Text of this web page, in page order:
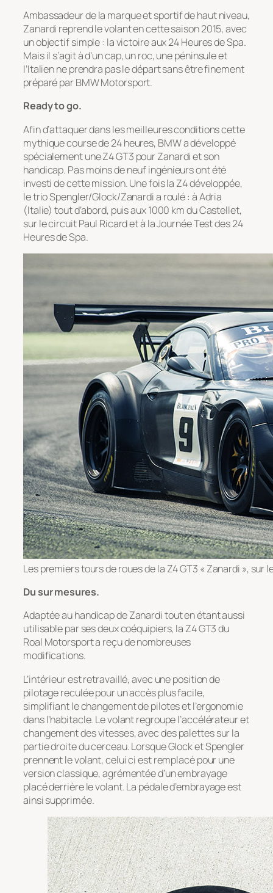
Ambassadeur de la marque et sportif de haut niveau,
Zanardi reprend le volant en cette saison 2015, avec
un objectif simple : la victoire aux 24 Heures de Spa.
Mais il s’agit à d’un cap, un roc, une péninsule et
l’Italien ne prendra pas le départ sans être finement
préparé par BMW Motorsport.
Ready to go.
Afin d’attaquer dans les meilleures conditions cette
mythique course de 24 heures, BMW a développé
spécialement une Z4 GT3 pour Zanardi et son
handicap. Pas moins de neuf ingénieurs ont été
investi de cette mission. Une fois la Z4 développée,
le trio Spengler/Glock/Zanardi a roulé : à Adria
(Italie) tout d’abord, puis aux 1000 km du Castellet,
sur le circuit Paul Ricard et à la Journée Test des 24
Heures de Spa.
Les premiers tours de roues de la Z4 GT3 « Zanardi »,
Du sur mesures.
Adaptée au handicap de Zanardi tout en étant aussi
utilisable par ses deux coéquipiers, la Z4 GT3 du
Roal Motorsport a reçu de nombreuses
modifications.
L’intérieur est retravaillé, avec une position de
pilotage reculée pour un accès plus facile,
simplifiant le changement de pilotes et l’ergonomie
dans l’habitacle. Le volant regroupe l’accélérateur et
changement des vitesses, avec des palettes sur la
partie droite du cerceau. Lorsque Glock et Spengler
prennent le volant, celui ci est remplacé pour une
version classique, agrémentée d’un embrayage
placé derrière le volant. La pédale d’embrayage est
ainsi supprimée.